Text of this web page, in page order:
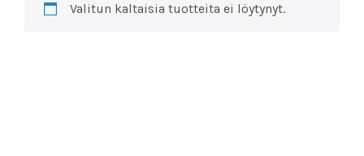
Valitun kaltaisia tuotteita ei löytynyt.